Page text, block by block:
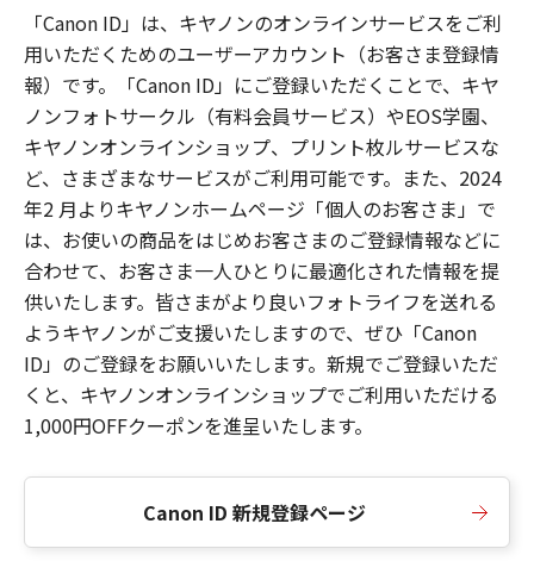
「Canon ID」は、キヤノンのオンラインサービスをご利
用いただくためのユーザーアカウント（お客さま登録情
報）です。「Canon ID」にご登録いただくことで、キヤ
ノンフォトサークル（有料会員サービス）やEOS学園、
キヤノンオンラインショップ、プリント枚ルサービスな
ど、さまざまなサービスがご利用可能です。また、2024
年2 月よりキヤノンホームページ「個人のお客さま」で
は、お使いの商品をはじめお客さまのご登録情報などに
合わせて、お客さま一人ひとりに最適化された情報を提
供いたします。皆さまがより良いフォトライフを送れる
ようキヤノンがご支援いたしますので、ぜひ「Canon
ID」のご登録をお願いいたします。新規でご登録いただ
くと、キヤノンオンラインショップでご利用いただける
1,000円OFFクーポンを進呈いたします。
Canon ID 新規登録ページ